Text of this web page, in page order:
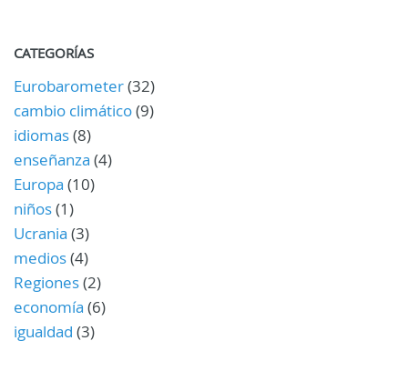
CATEGORÍAS
Eurobarometer(32)
cambio climático(9)
idiomas(8)
enseñanza (4)
Europa (10)
niños(1)
Ucrania (3)
medios(4)
Regiones(2)
economía (6)
igualdad (3)